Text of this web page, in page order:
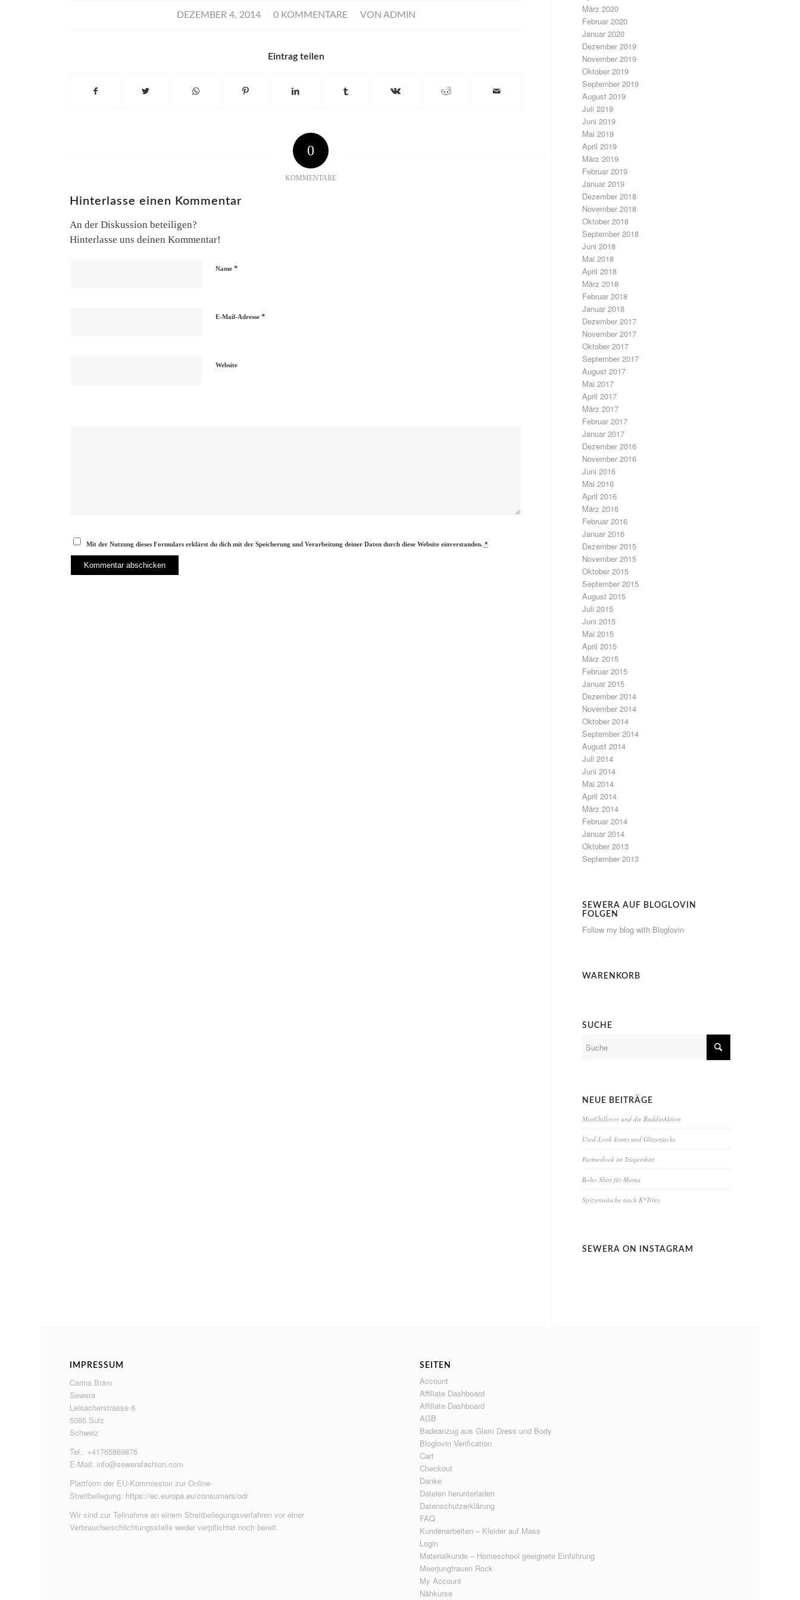
DEZEMBER 4, 2014
/ 0 KOMMENTARE
/ VON ADMIN
Eintrag teilen
0
KOMMENTARE
Hinterlasse einen Kommentar
An der Diskussion beteiligen?
Hinterlasse uns deinen Kommentar!
Name*
E-Mail-Adresse*
Website
Mit der Nutzung dieses Formulars erklärst du dich mit der Speicherung und Verarbeitung deiner Daten durch diese Website einverstanden. *
März 2020
Februar 2020
Januar 2020
Dezember 2019
November 2019
Oktober 2019
September 2019
August 2019
Juli 2019
Juni 2019
Mai 2019
April 2019
März 2019
Februar 2019
Januar 2019
Dezember 2018
November 2018
Oktober 2018
September 2018
Juni 2018
Mai 2018
April 2018
März 2018
Februar 2018
Januar 2018
Dezember 2017
November 2017
Oktober 2017
September 2017
August 2017
Mai 2017
April 2017
März 2017
Februar 2017
Januar 2017
Dezember 2016
November 2016
Juni 2016
Mai 2016
April 2016
März 2016
Februar 2016
Januar 2016
Dezember 2015
November 2015
Oktober 2015
September 2015
August 2015
Juli 2015
Juni 2015
Mai 2015
April 2015
März 2015
Februar 2015
Januar 2015
Dezember 2014
November 2014
Oktober 2014
September 2014
August 2014
Juli 2014
Juni 2014
Mai 2014
April 2014
März 2014
Februar 2014
Januar 2014
Oktober 2013
September 2013
SEWERA AUF BLOGLOVIN
FOLGEN
Follow my blog with Bloglovin
WARENKORB
SUCHE
NEUE BEITRÄGE
MissChillover und die BuddieAktion
Used-Look Jeans und Glitzerjacke
Partnerlook im Trägershirt
Boho Shirt für Mama
Spitzenwäsche nach K*Triny
SEWERA ON INSTAGRAM
IMPRESSUM
Carina Bräm
Sewera
Leisacherstrasse 6
5085 Sulz
Schweiz
Tel.: +41765869876
E-Mail: info@sewerafashion.com
Plattform der EU-Kommission zur Online-
Streitbeilegung: https://ec.europa.eu/consumers/odr
Wir sind zur Teilnahme an einem Streitbeilegungsverfahren vor einer
Verbraucherschlichtungsstelle weder verpflichtet noch bereit.
SEITEN
Account
Affiliate Dashboard
Affiliate Dashboard
AGB
Badeanzug aus Glam Dress und Body
Bloglovin Verification
Cart
Checkout
Danke
Dateien herunterladen
Datenschutzerklärung
FAQ
Kundenarbeiten – Kleider auf Mass
Login
Materialkunde – Homeschool geeignete Einführung
Meerjungfrauen Rock
My Account
Nähkurse